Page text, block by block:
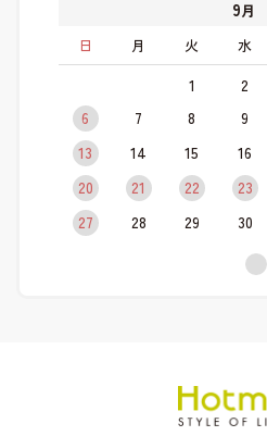
9月
日
月 火 水
1 2
6
7 8 9
13
14 15 16
20
21 22 23
27
28 29
30